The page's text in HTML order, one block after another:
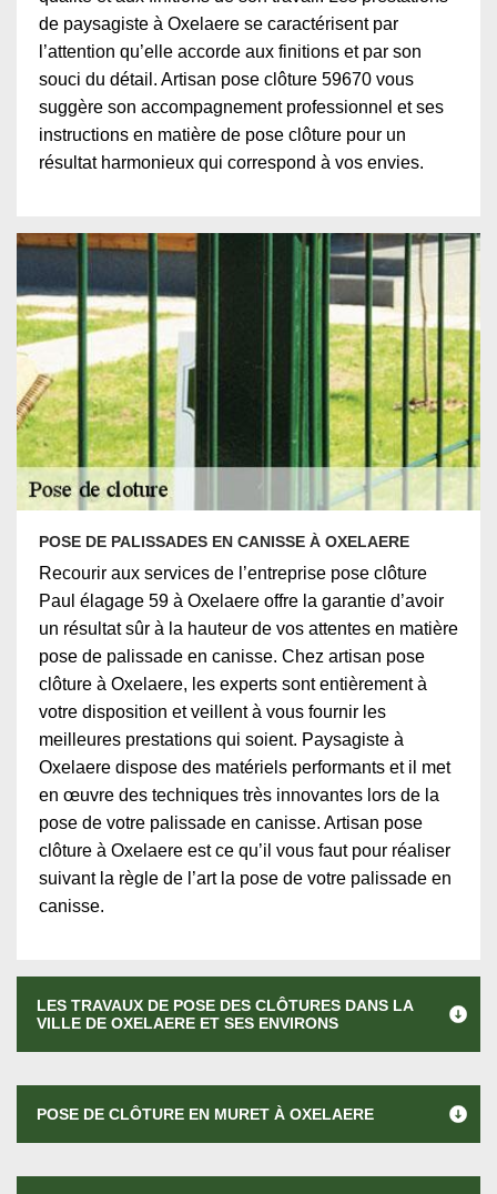
de paysagiste à Oxelaere se caractérisent par
l’attention qu’elle accorde aux finitions et par son
souci du détail. Artisan pose clôture 59670 vous
suggère son accompagnement professionnel et ses
instructions en matière de pose clôture pour un
résultat harmonieux qui correspond à vos envies.
POSE DE PALISSADES EN CANISSE À OXELAERE
Recourir aux services de l’entreprise pose clôture
Paul élagage 59 à Oxelaere offre la garantie d’avoir
un résultat sûr à la hauteur de vos attentes en matière
pose de palissade en canisse. Chez artisan pose
clôture à Oxelaere, les experts sont entièrement à
votre disposition et veillent à vous fournir les
meilleures prestations qui soient. Paysagiste à
Oxelaere dispose des matériels performants et il met
en œuvre des techniques très innovantes lors de la
pose de votre palissade en canisse. Artisan pose
clôture à Oxelaere est ce qu’il vous faut pour réaliser
suivant la règle de l’art la pose de votre palissade en
canisse.
LES TRAVAUX DE POSE DES CLÔTURES DANS LA
VILLE DE OXELAERE ET SES ENVIRONS
POSE DE CLÔTURE EN MURET À OXELAERE